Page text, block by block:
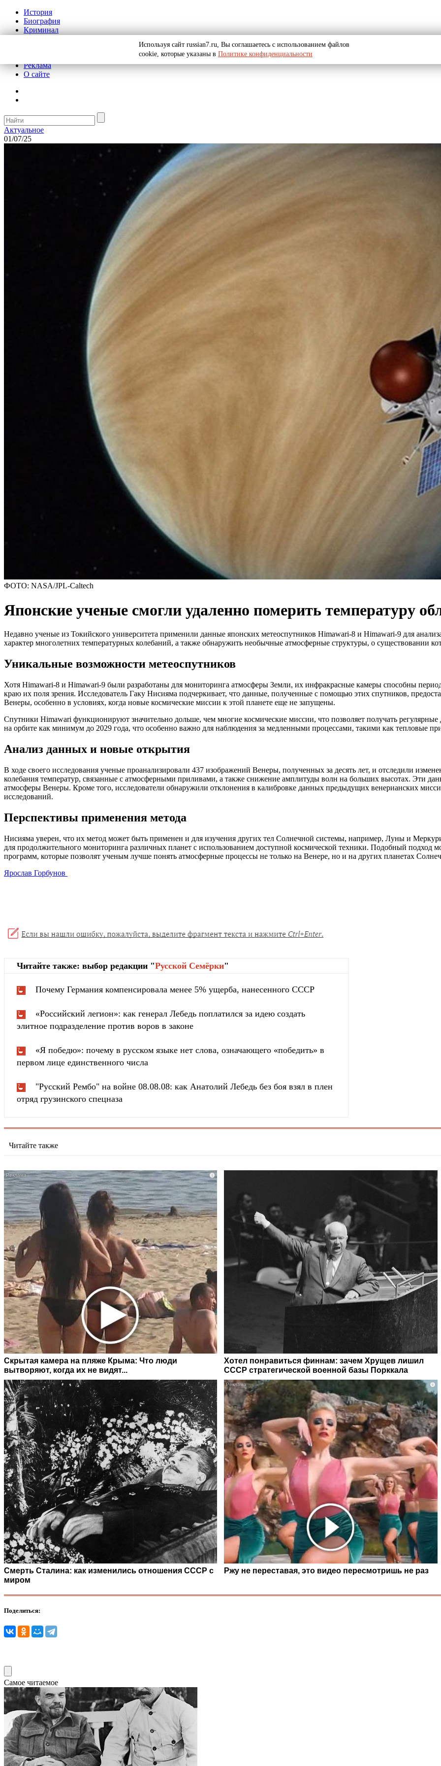
История
Биография
Криминал
Реклама
О сайте
Актуальное
01/07/25
ФОТО: NASA/JPL-Caltech
Японские ученые смогли удаленно померить температуру
Недавно ученые из Токийского университета применили данные японских метеоспутников Himawari-8 и Himawari-9 для
характер многолетних температурных колебаний, а также обнаружить необычные атмосферные структуры, о существовании
Уникальные возможности метеоспутников
Хотя Himawari-8 и Himawari-9 были разработаны для мониторинга атмосферы Земли, их инфракрасные камеры способны
краю их поля зрения. Исследователь Гаку Нисияма подчеркивает, что данные, полученные с помощью этих спутников,
Венеры, особенно в условиях, когда новые космические миссии к этой планете еще не запущены.
Спутники Himawari функционируют значительно дольше, чем многие космические миссии, что позволяет получать
на орбите как минимум до 2029 года, что особенно важно для наблюдения за медленными процессами, такими как тепловые
Анализ данных и новые открытия
В ходе своего исследования ученые проанализировали 437 изображений Венеры, полученных за десять лет, и отследили
колебания температур, связанные с атмосферными приливами, а также снижение амплитуды волн на больших высотах. Эти
атмосферы Венеры. Кроме того, исследователи обнаружили отклонения в калибровке данных предыдущих венерианских
исследований.
Перспективы применения метода
Нисияма уверен, что их метод может быть применен и для изучения других тел Солнечной системы, например, Луны и
для продолжительного мониторинга различных планет с использованием доступной космической техники. Подобный подход
программ, которые позволят ученым лучше понять атмосферные процессы не только на Венере, но и на других планетах
Ярослав Горбунов
Читайте также: выбор редакции "Русской Cемёрки"
Почему Германия компенсировала менее 5% ущерба, нанесенного СССР
«Российский легион»: как генерал Лебедь поплатился за идею создать
элитное подразделение против воров в законе
«Я победю»: почему в русском языке нет слова, означающего «победить» в
первом лице единственного числа
"Русский Рембо" на войне 08.08.08: как Анатолий Лебедь без боя взял в плен
отряд грузинского спецназа
Читайте также
i
Скрытая камера на пляже Крыма: Что люди
вытворяют, когда их не видят...
Хотел понравиться финнам: зачем Хрущев лишил
СССР стратегической военной базы Порккала
Смерть Сталина: как изменились отношения СССР с
миром
i
Ржу не переставая, это видео пересмотришь не раз
Поделиться:
Самое читаемое
Используя сайт russian7.ru, Вы соглашаетесь с использованием файлов
cookie, которые указаны в Политике конфиденциальности